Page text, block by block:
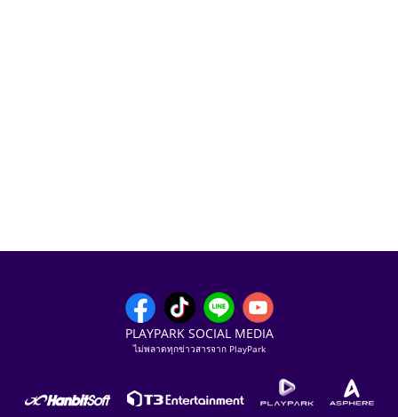
PLAYPARK SOCIAL MEDIA
ไม่พลาดทุกข่าวสารจาก PlayPark